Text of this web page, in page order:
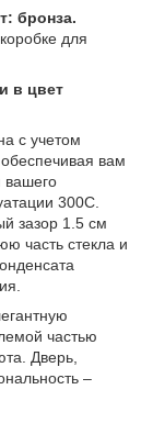
бронза.
для
в цвет
с учетом
вам
вашего
300С.
зазор 1.5 см
часть стекла и
частью
Дверь,
–